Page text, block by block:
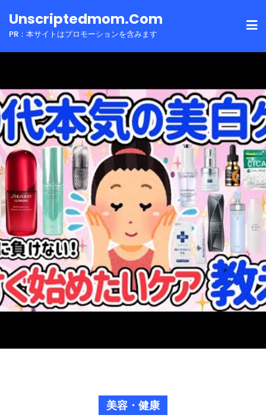
toUnscriptedmom.com
PR：本サイトはプロモーションを含みます
美容・健康